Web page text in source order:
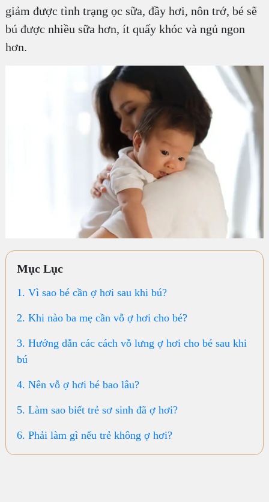
giảm được tình trạng ọc sữa, đầy hơi, nôn trớ, bé sẽ
bú được nhiều sữa hơn, ít quấy khóc và ngủ ngon
hơn.
Mục Lục
1. Vì sao bé cần ợ hơi sau khi bú?
2. Khi nào ba mẹ cần vỗ ợ hơi cho bé?
3. Hướng dẫn các cách vỗ lưng ợ hơi cho bé sau khi
bú
4. Nên vỗ ợ hơi bé bao lâu?
5. Làm sao biết trẻ sơ sinh đã ợ hơi?
6. Phải làm gì nếu trẻ không ợ hơi?